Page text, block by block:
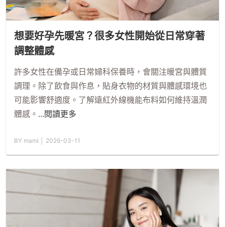
想要好孕先暖宮？很多女性開始從日常穿著
調整體感
許多女性在備孕或日常婦科保養時，會關注暖宮與體質
調理。除了飲食與作息，貼身衣物的材質與體感環境也
可能影響舒適度。了解遠紅外線機能布料如何維持溫潤
體感。 ...閱讀更多
BY mami │ 2026-03-11